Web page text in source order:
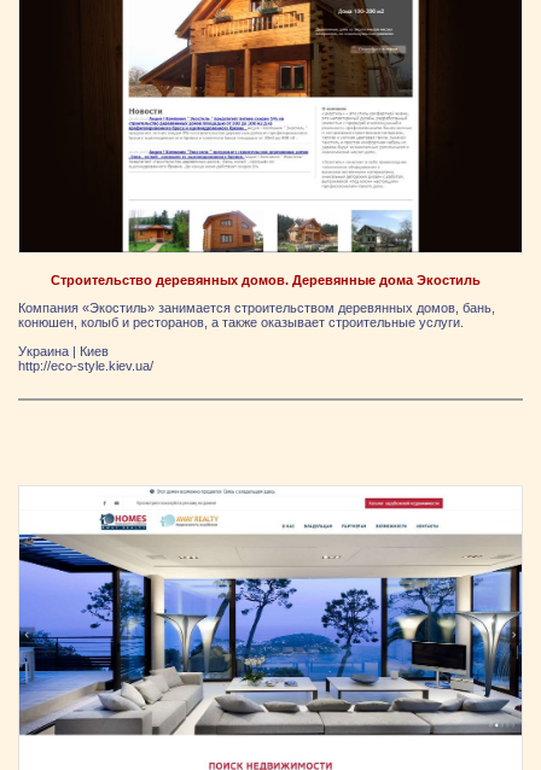
Строительство деревянных домов. Деревянные дома Экостиль
Компания «Экостиль» занимается строительством деревянных домов, бань,
конюшен, колыб и ресторанов, а также оказывает строительные услуги.
Украина
Киев
http://eco-style.kiev.ua/